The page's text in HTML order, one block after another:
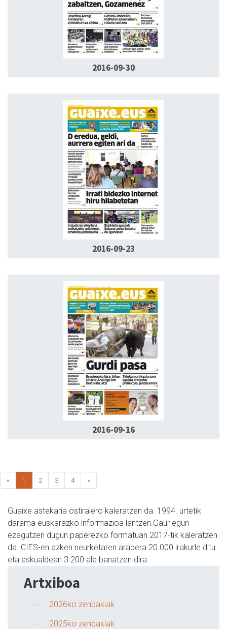
2016-09-30
2016-09-23
2016-09-16
« 1 2 3 4 »
Guaixe astekaria ostiralero kaleratzen da. 1994. urtetik
darama euskarazko informazioa lantzen.Gaur egun
ezagutzen dugun paperezko formatuan 2017-tik kaleratzen
da. CIES-en azken neurketaren arabera 20.000 irakurle ditu
eta eskualdean 3.200 ale banatzen dira.
Artxiboa
2026ko zenbakiak
2025ko zenbakiak